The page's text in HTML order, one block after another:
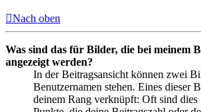
Nach oben
Was sind das für Bilder, die bei meinem
angezeigt werden?
In der Beitragsansicht können zwei
Benutzernamen stehen. Eines dieser
deinem Rang verknüpft: Oft sind dies